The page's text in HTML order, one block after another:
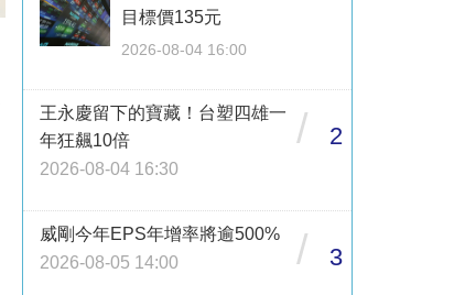
目標價135元
2026-08-04 16:00
王永慶留下的寶藏！台塑四雄一
年狂飆10倍
2026-08-04 16:30
/ 2
威剛今年EPS年增率將逾500%
2026-08-05 14:00
/ 3